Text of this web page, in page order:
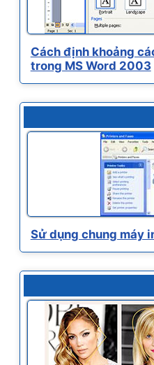
Cách định khoảng
trong MS Word 2003
Sử dụng chung máy